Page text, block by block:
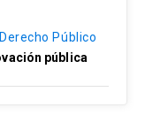
Público
pública